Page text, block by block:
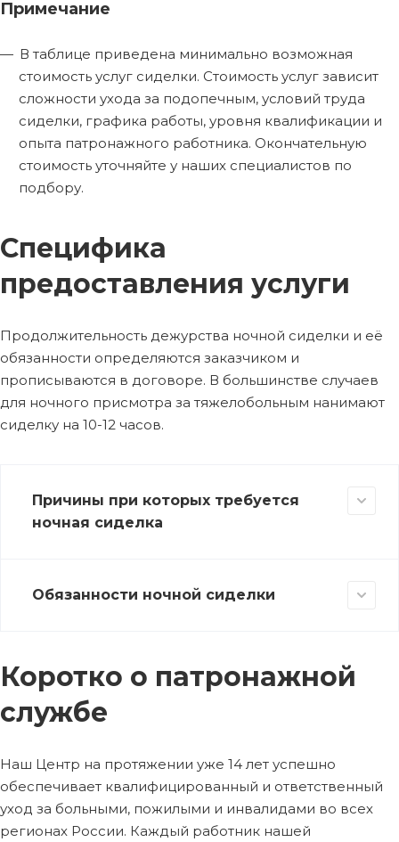
Примечание
В таблице приведена минимально возможная
стоимость услуг сиделки. Стоимость услуг зависит
сложности ухода за подопечным, условий труда
сиделки, графика работы, уровня квалификации и
опыта патронажного работника. Окончательную
стоимость уточняйте у наших специалистов по
подбору.
Специфика
предоставления услуги
Продолжительность дежурства ночной сиделки и её
обязанности определяются заказчиком и
прописываются в договоре. В большинстве случаев
для ночного присмотра за тяжелобольным нанимают
сиделку на 10-12 часов.
Причины при которых требуется
ночная сиделка
Обязанности ночной сиделки
Коротко о патронажной
службе
Наш Центр на протяжении уже 14 лет успешно
обеспечивает квалифицированный и ответственный
уход за больными, пожилыми и инвалидами во всех
регионах России. Каждый работник нашей